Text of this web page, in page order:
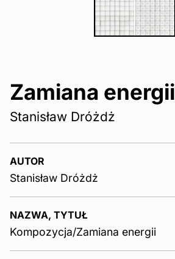
Zamiana energii
Stanisław Dróżdż
AUTOR
Stanisław Dróżdż
NAZWA, TYTUŁ
Kompozycja/Zamiana energii